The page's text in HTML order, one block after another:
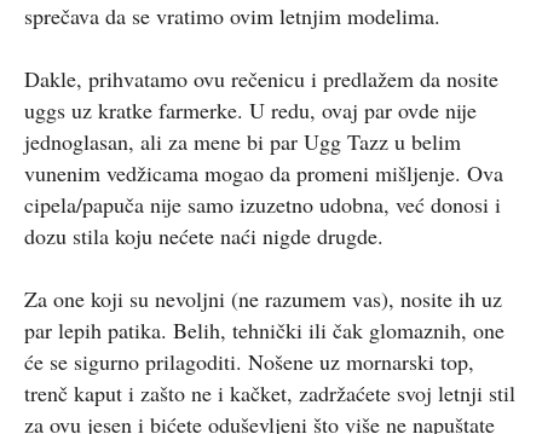
sprečava da se vratimo ovim letnjim modelima.
Dakle, prihvatamo ovu rečenicu i predlažem da nosite
uggs uz kratke farmerke. U redu, ovaj par ovde nije
jednoglasan, ali za mene bi par Ugg Tazz u belim
vunenim vedžicama mogao da promeni mišljenje. Ova
cipela/papuča nije samo izuzetno udobna, već donosi i
dozu stila koju nećete naći nigde drugde.
Za one koji su nevoljni (ne razumem vas), nosite ih uz
par lepih patika. Belih, tehnički ili čak glomaznih, one
će se sigurno prilagoditi. Nošene uz mornarski top,
trenč kaput i zašto ne i kačket, zadržaćete svoj letnji stil
za ovu jesen i bićete oduševljeni što više ne napuštate